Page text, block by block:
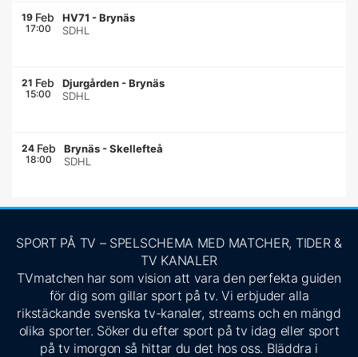
19 Feb
17:00
HV71 -Brynäs
SDHL
21 Feb
15:00
Djurgården -Brynäs
SDHL
24 Feb
18:00
Brynäs -Skellefteå
SDHL
SPORT PÅ TV – SPELSCHEMA MED MATCHER, TIDER &
TV KANALER
TVmatchen har som vision att vara den perfekta guiden
för dig som gillar sport på tv. Vi erbjuder alla
rikstäckande svenska tv-kanaler, streams och en mängd
olika sporter. Söker du efter sport på tv idag eller sport
på tv imorgon så hittar du det hos oss. Bläddra i